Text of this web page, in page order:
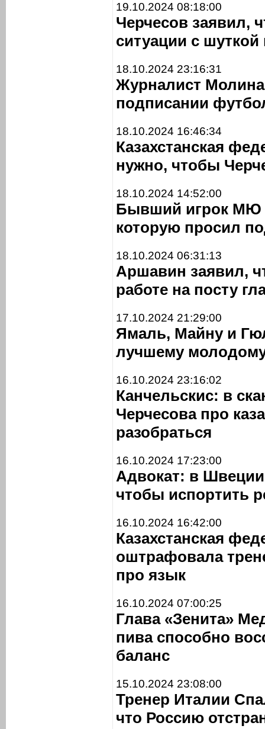
19.10.2024 08:18:00
Черчесов заявил,
ситуации с шуткой
18.10.2024 23:16:31
Журналист
подписании
18.10.2024 16:46:34
Казахстанская
нужно, чтобы
18.10.2024 14:52:00
Бывший игрок МЮ
которую просил
18.10.2024 06:31:13
Аршавин заявил,
работе на посту
17.10.2024 21:29:00
Ямаль, Майну и
лучшему
16.10.2024 23:16:02
Канчельскис: в
Черчесова про
разобраться
16.10.2024 17:23:00
Адвокат: в Швеции
чтобы испортить
16.10.2024 16:42:00
Казахстанская
оштрафовала
про язык
16.10.2024 07:00:25
Глава «Зенита»
пива способно
баланс
15.10.2024 23:08:00
Тренер Италии
что Россию